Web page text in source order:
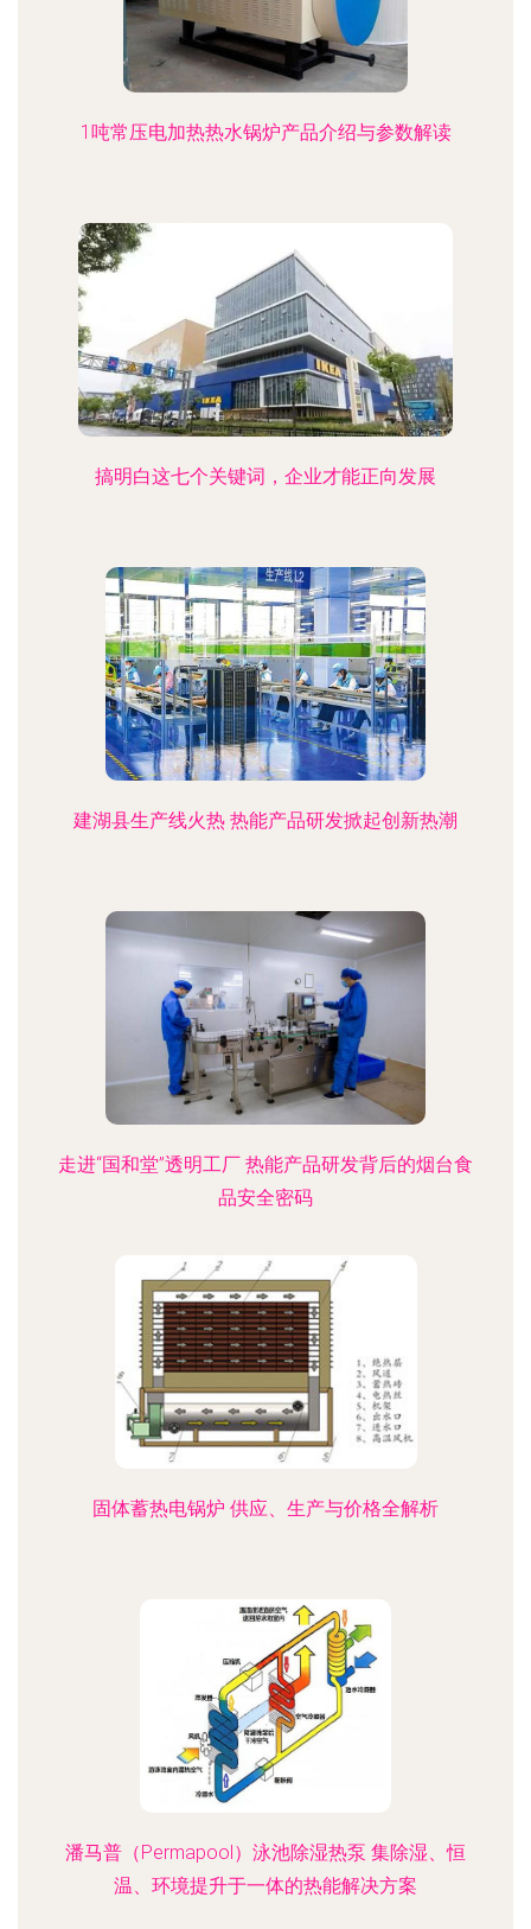
1吨常压电加热热水锅炉产品介绍与参数解读
搞明白这七个关键词，企业才能正向发展
建湖县生产线火热 热能产品研发掀起创新热潮
走进“国和堂”透明工厂 热能产品研发背后的烟台食
品安全密码
固体蓄热电锅炉 供应、生产与价格全解析
潘马普（Permapool）泳池除湿热泵 集除湿、恒
温、环境提升于一体的热能解决方案